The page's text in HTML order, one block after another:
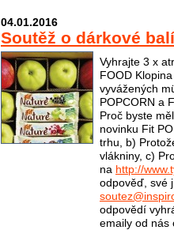
04.01.2016
Soutěž o dárkové
Vyhrajte 3 x
FOOD
vyvážených
POPCORN a
Proč byste
novinku Fit
trhu, b)
vlákniny, c)
na http://
odpověď, své
odpovědí
emaily od nás